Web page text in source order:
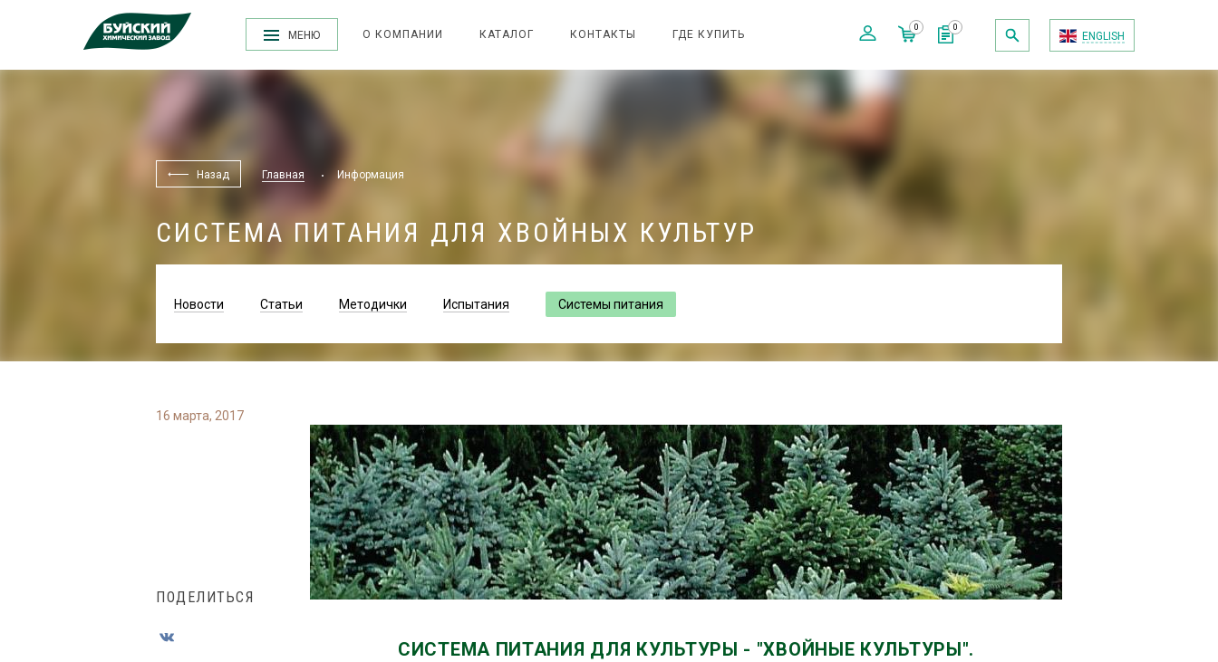
МЕНЮ О КОМПАНИИ КАТАЛОГ КОНТАКТЫ ГДЕ КУПИТЬ ENGLISH
0 0
Назад Главная Информация
СИСТЕМА ПИТАНИЯ ДЛЯ ХВОЙНЫХ КУЛЬТУР
Новости Статьи Методички Испытания Системы питания
16 марта, 2017
ПОДЕЛИТЬСЯ
СИСТЕМА ПИТАНИЯ ДЛЯ КУЛЬТУРЫ - "ХВОЙНЫЕ КУЛЬТУРЫ".